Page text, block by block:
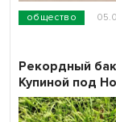
общество
Рекордный
Купиной под